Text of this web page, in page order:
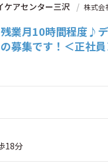
ケアセンター三沢
株式会
残業月10時間程度♪
募集です！＜正社員
18分